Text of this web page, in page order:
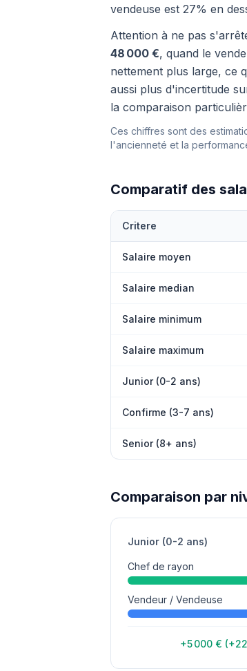
vendeuse est 27% en
Attention à ne pas
48 000 €, quand le
nettement plus large, ce
aussi plus d'incertitude
la comparaison
Ces chiffres sont des
l'ancienneté et la
Comparatif des
Critere
Salaire moyen
Salaire median
Salaire minimum
Salaire maximum
Junior (0-2 ans)
Confirme (3-7 ans)
Senior (8+ ans)
Comparaison par
Junior (0-2 ans)
Chef de rayon
Vendeur / Vendeuse
+5 000 €